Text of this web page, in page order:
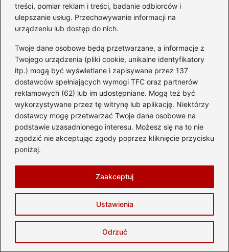
treści, pomiar reklam i treści, badanie odbiorców i
ulepszanie usług. Przechowywanie informacji na
urządzeniu lub dostęp do nich.
Twoje dane osobowe będą przetwarzane, a informacje z
Twojego urządzenia (pliki cookie, unikalne identyfikatory
itp.) mogą być wyświetlane i zapisywane przez 137
dostawców spełniających wymogi TFC oraz partnerów
reklamowych (62) lub im udostępniane. Mogą też być
wykorzystywane przez tę witrynę lub aplikację. Niektórzy
dostawcy mogę przetwarzać Twoje dane osobowe na
podstawie uzasadnionego interesu. Możesz się na to nie
zgodzić nie akceptując zgody poprzez kliknięcie przycisku
poniżej.
Ustawienia
Odrzuć
Zaakceptuj
Witryna internetowa
Zapamiętaj moje dane w tej przeglądarce
podczas pisania kolejnych komentarzy.
Poczytaj więcej